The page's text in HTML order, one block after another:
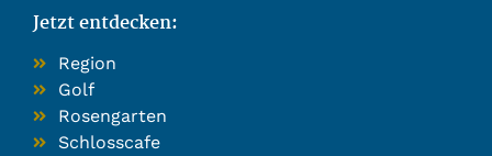
Jetzt entdecken:
Region
Golf
Rosengarten
Schlosscafe